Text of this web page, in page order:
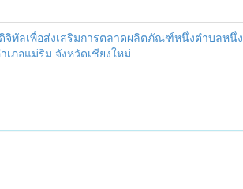
จิทัลเพื่อส่งเสริมการตลาดผลิตภัณฑ์หนึ่งตำบลหนึ่ง
ภอแม่ริม จังหวัดเชียงใหม่